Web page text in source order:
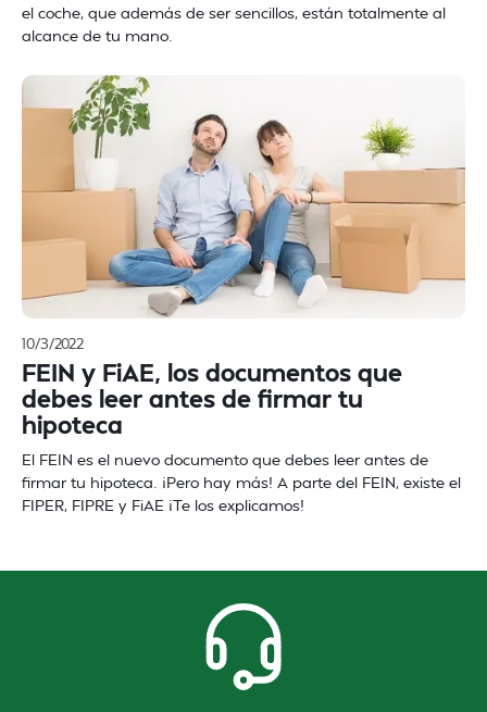
el coche, que además de ser sencillos, están totalmente al
alcance de tu mano.
10/3/2022
FEIN y FiAE, los documentos que
debes leer antes de firmar tu
hipoteca
El FEIN es el nuevo documento que debes leer antes de
firmar tu hipoteca. ¡Pero hay más! A parte del FEIN, existe el
FIPER, FIPRE y FiAE ¡Te los explicamos!